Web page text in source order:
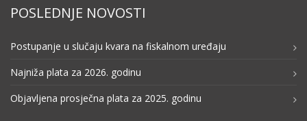
POSLEDNJE NOVOSTI
Postupanje u slučaju kvara na fiskalnom uređaju
Najniža plata za 2026. godinu
Objavljena prosječna plata za 2025. godinu